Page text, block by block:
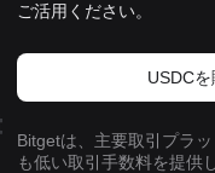
ご活用ください。
USDCを‌
Bitgetは、主要取引プラ
も低い取引手数料を提供